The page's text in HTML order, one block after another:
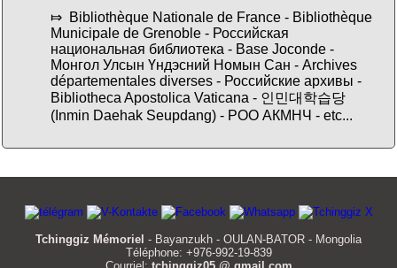
⤇ Bibliothèque Nationale de France - Bibliothèque
Municipale de Grenoble - Российская
национальная библиотека - Base Joconde -
Монгол Улсын Үндэсний Номын Сан - Archives
départementales diverses - Российские архивы -
Bibliotheca Apostolica Vaticana - 인민대학습당
(Inmin Daehak Seupdang) - РОО АКМНЧ - etc...
Tchinggiz Mémoriel - Bayanzukh - OULAN-BATOR - Mongolia
Téléphone: +976-992-19-839